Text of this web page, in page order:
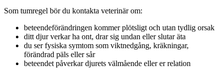
Som tumregel bör du kontakta veterinär om:
beteendeförändringen kommer plötsligt och utan tydlig orsak
ditt djur verkar ha ont, drar sig undan eller slutar äta
du ser fysiska symtom som viktnedgång, kräkningar,
förändrad päls eller sår
beteendet påverkar djurets välmående eller er relation